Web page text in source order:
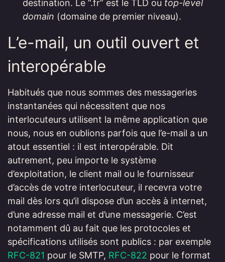
destination. Le “.fr” est le TLD ou top-level
domain (domaine de premier niveau).
L’e-mail, un outil ouvert et
interopérable
Habitués que nous sommes des messageries
instantanées qui nécessitent que nos
interlocuteurs utilisent la même application que
nous, nous en oublions parfois que l’e-mail a un
atout essentiel : il est interopérable. Dit
autrement, peu importe le système
d’exploitation, le client mail ou le fournisseur
d’accès de votre interlocuteur, il recevra votre
mail dès lors qu’il dispose d’un accès à internet,
d’une adresse mail et d’une messagerie. C’est
notamment dû au fait que les protocoles et
spécifications utilisés sont publics : par exemple
RFC-821 pour le SMTP, RFC-822 pour le format